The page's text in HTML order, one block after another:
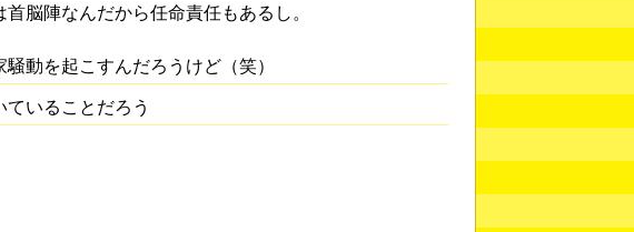
脳陣なんだから任命責任もあるし。
動を起こすんだろうけど（笑）
いることだろう